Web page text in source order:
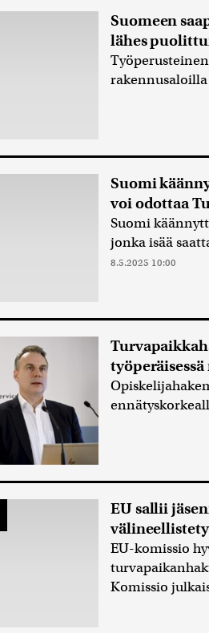
Suomeen
lähes
rakennusaloilla
Suomi
voi odottaa
Suomi
jonka isää
8.5.2025 10:00
EU sallii
EU-komissio
Komissio